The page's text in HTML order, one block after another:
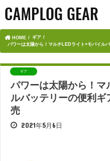
HOME
ギア
パワーは太陽から！マルチLEDライト+モバイル
ギア
パワーは太陽から！マ
ルバッテリーの便利
売
2021年5月6日